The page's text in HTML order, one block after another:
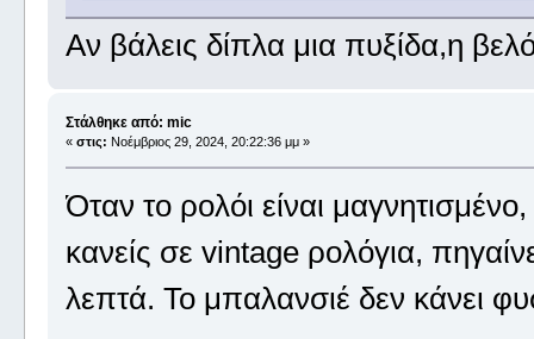
Αν βάλεις δίπλα μια πυξίδα,η
Στάλθηκε από: mic
« στις: Νοέμβριος 29, 2024, 20:22:36 μμ »
Όταν το ρολόι είναι
κανείς σε vintage ρολόγια,
λεπτά. Το μπαλανσιέ δεν κάνει